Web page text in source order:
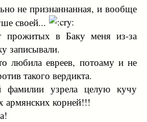
не признаннанная, и вообще
своей...
прожитых в Баку меня из-за
записывали.
любила евреев, потоаму и не
такого вердикта.
фамилии узрела целую кучу
армянских корней!!!